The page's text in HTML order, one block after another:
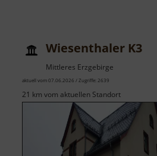
Wiesenthaler K3
Mittleres Erzgebirge
aktuell vom 07.06.2026 / Zugriffe: 2639
21 km vom aktuellen Standort